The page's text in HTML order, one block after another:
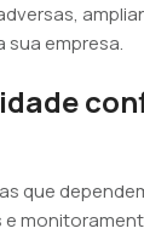
sua empresa.
que